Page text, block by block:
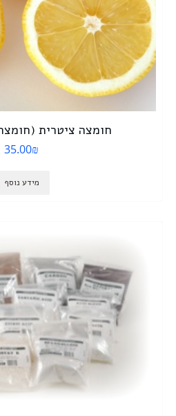
חומצה ציטרית (חומצת
35.00₪
מידע נוסף